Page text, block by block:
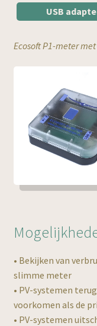
Smart Grid
Smart Grid
Ecosoft P1-
P1-meter
Informatie
Winkel
Contact
USB
Ecosoft P1-meter
• Bekijken van
slimme meter
• PV-systemen
voorkomen als de
• PV-systemen